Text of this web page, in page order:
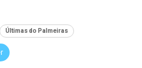
Últimas do Palmeiras